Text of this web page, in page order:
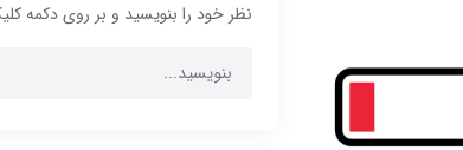
نظر خود را بنویسید و بر روی دکمه